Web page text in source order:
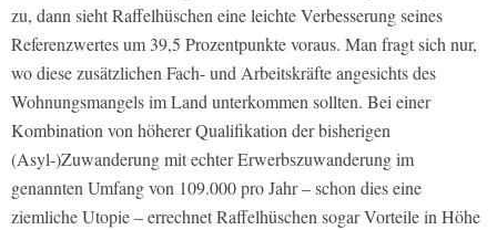
zu, dann sieht Raffelhüschen eine leichte Verbesserung seines
Referenzwertes um 39,5 Prozentpunkte voraus. Man fragt sich nur,
wo diese zusätzlichen Fach- und Arbeitskräfte angesichts des
Wohnungsmangels im Land unterkommen sollten. Bei einer
Kombination von höherer Qualifikation der bisherigen
(Asyl-)Zuwanderung mit echter Erwerbszuwanderung im
genannten Umfang von 109.000 pro Jahr – schon dies eine
ziemliche Utopie – errechnet Raffelhüschen sogar Vorteile in Höhe